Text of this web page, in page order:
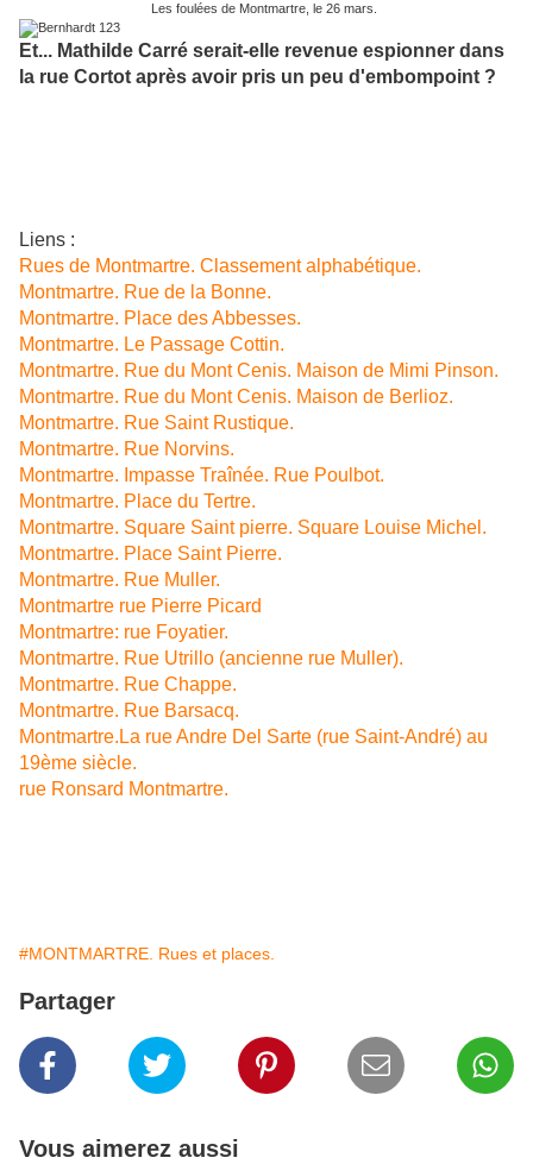
Les foulées de Montmartre, le 26 mars.
Et... Mathilde Carré serait-elle revenue espionner dans
la rue Cortot après avoir pris un peu d'embompoint ?
Liens :
Rues de Montmartre. Classement alphabétique.
Montmartre. Rue de la Bonne.
Montmartre. Place des Abbesses.
Montmartre. Le Passage Cottin.
Montmartre. Rue du Mont Cenis. Maison de Mimi Pinson.
Montmartre. Rue du Mont Cenis. Maison de Berlioz.
Montmartre. Rue Saint Rustique.
Montmartre. Rue Norvins.
Montmartre. Impasse Traînée. Rue Poulbot.
Montmartre. Place du Tertre.
Montmartre. Square Saint pierre. Square Louise Michel.
Montmartre. Place Saint Pierre.
Montmartre. Rue Muller.
Montmartre rue Pierre Picard
Montmartre: rue Foyatier.
Montmartre. Rue Utrillo (ancienne rue Muller).
Montmartre. Rue Chappe.
Montmartre. Rue Barsacq.
Montmartre.La rue Andre Del Sarte (rue Saint-André) au
19ème siècle.
rue Ronsard Montmartre.
#MONTMARTRE. Rues et places.
Partager
Vous aimerez aussi